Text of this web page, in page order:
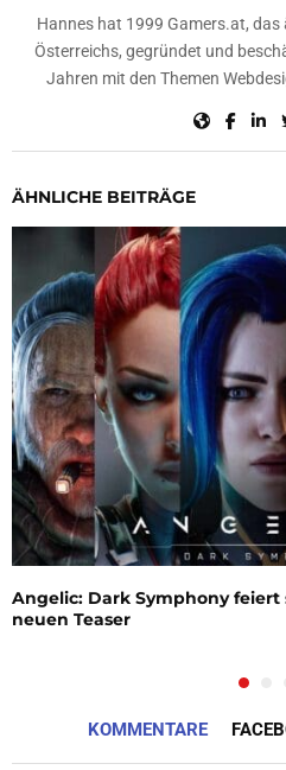
Hannes hat 1999 Gamers.at, das
Österreichs, gegründet und
Jahren mit den Themen
ÄHNLICHE BEITRÄGE
Angelic: Dark Symphony
neuen Teaser
KOMMENTARE